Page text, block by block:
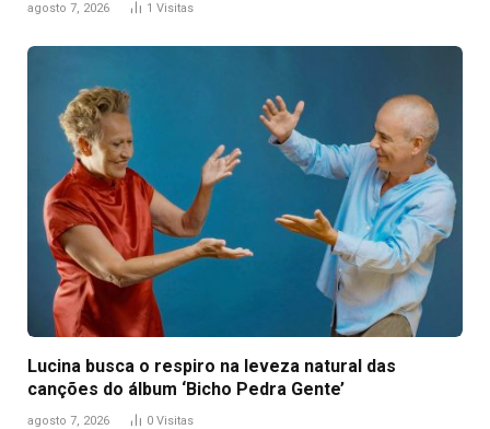
agosto 7, 2026 1 Visitas
Lucina busca o respiro na leveza natural das
canções do álbum ‘Bicho Pedra Gente’
agosto 7, 2026 0 Visitas